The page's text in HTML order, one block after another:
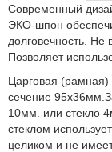
Современный
ЭКО-шпон
долговечность. Не
Позволяет
Царговая (рамная)
сечение
10мм. или стекло
стеклом
целиком и не